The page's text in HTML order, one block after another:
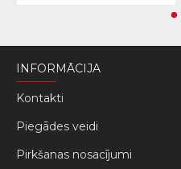
INFORMĀCIJA
Kontakti
Piegādes veidi
Pirkšanas nosacījumi